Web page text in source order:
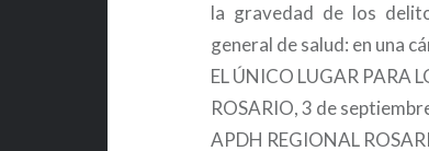
la gravedad de los
general de salud: en una
EL ÚNICO LUGAR PARA
ROSARIO, 3 de
APDH REGIONAL